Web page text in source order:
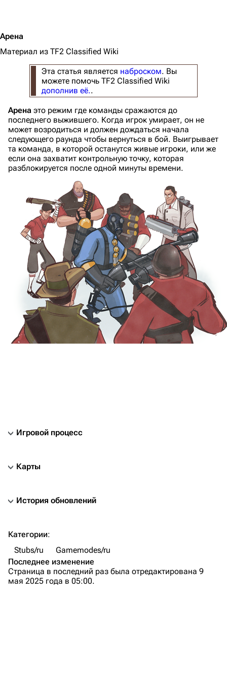
Навигация
Заглавная страница
Арена
Материал из TF2 Classified Wiki
Эта статья является наброском. Вы
можете помочь TF2 Classified Wiki
дополнив её..
Арена это режим где команды сражаются до
последнего выжившего. Когда игрок умирает, он не
может возродиться и должен дождаться начала
следующего раунда чтобы вернуться в бой. Выигрывает
та команда, в которой останутся живые игроки, или же
если она захватит контрольную точку, которая
разблокируется после одной минуты времени.
Игровой процесс
Карты
История обновлений
Категории:
Stubs/ru
Gamemodes/ru
Последнее изменение
Страница в последний раз была отредактирована 9
мая 2025 года в 05:00.